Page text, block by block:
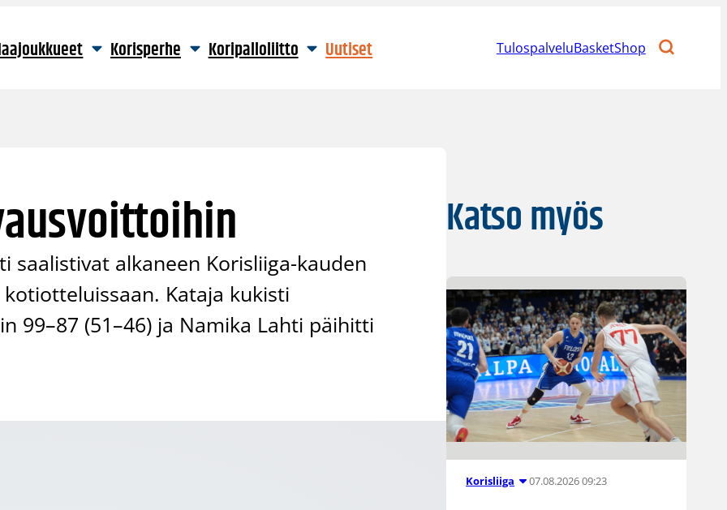
Korisperhe Koripalloliitto Uutiset TulospalveluBasketShop
saalistivat alkaneen Korisliiga-kauden
Kataja kukisti
99–87 (51–46) ja Namika Lahti päihitti
Katso myös
Korisliiga 07.08.2026 09:23